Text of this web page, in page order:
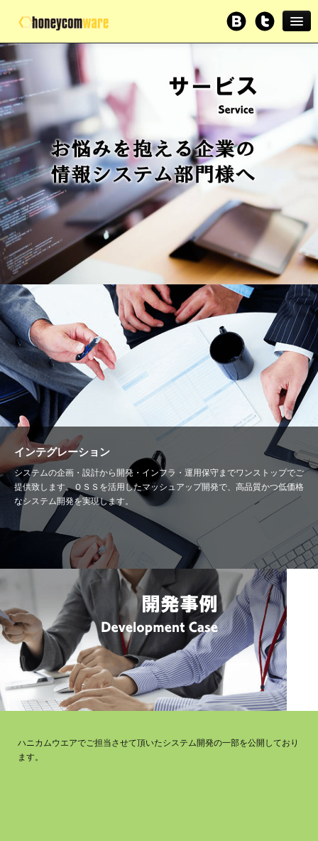
インテグレーション
サービス
開発事例
プロダクト
会社概要
採用情報
お問い合わせ
情報システム部門サポー
ト｜横浜のシステム会社
｜ハニカムウエア株式会
インテグレーション
システムの企画・設計から開発・インフラ・運用保守までワンストップでご
提供致します。ＯＳＳを活用したマッシュアップ開発で、高品質かつ低価格
なシステム開発を実現します。
ハニカムウエアでご担当させて頂いたシステム開発の一部を公開しており
ます。